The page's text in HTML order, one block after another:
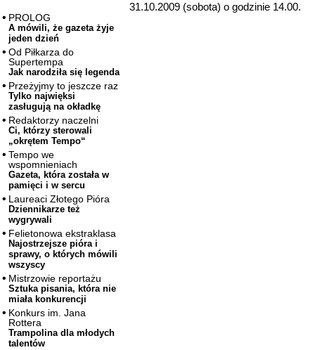
PROLOG
A mówili, że gazeta żyje
jeden dzień
Od Piłkarza do
Supertempa
Jak narodziła się legenda
Przeżyjmy to jeszcze raz
Tylko najwięksi
zasługują na okładkę
Redaktorzy naczelni
Ci, którzy sterowali
„okrętem Tempo“
Tempo we
wspomnieniach
Gazeta, która została w
pamięci i w sercu
Laureaci Złotego Pióra
Dziennikarze też
wygrywali
Felietonowa ekstraklasa
Najostrzejsze pióra i
sprawy, o których mówili
wszyscy
Mistrzowie reportażu
Sztuka pisania, która nie
miała konkurencji
Konkurs im. Jana
Rottera
Trampolina dla młodych
talentów
31.10.2009 (sobota) o godzinie 14.00.